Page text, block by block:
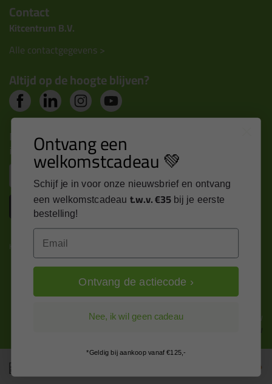
Contact
Kitcentrum B.V.
Alle contactgegevens >
Altijd op de hoogte blijven?
Nieuws, tips en exclusieve deals rechtstreeks in je
inbox
Inschrijven
Kitcentrum is trots op:
Alle prijzen zijn in EURO en excl. 21% BTW
wijzig naar incl. BTW
Ontvang een
welkomstcadeau 💚
Schijf je in voor onze nieuwsbrief en ontvang
een welkomstcadeau t.w.v. €35 bij je eerste
bestelling!
Email
Ontvang de actiecode ›
Nee, ik wil geen cadeau
*Geldig bij aankoop vanaf €125,-